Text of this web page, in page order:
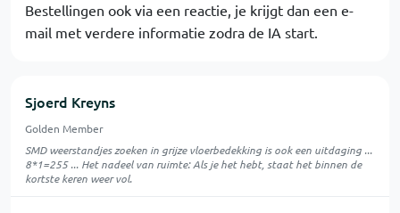
Bestellingen ook via een reactie, je krijgt dan een e-
mail met verdere informatie zodra de IA start.
Sjoerd Kreyns
Golden Member
SMD weerstandjes zoeken in grijze vloerbedekking is ook een uitdaging ...
8*1=255 ... Het nadeel van ruimte: Als je het hebt, staat het binnen de
kortste keren weer vol.